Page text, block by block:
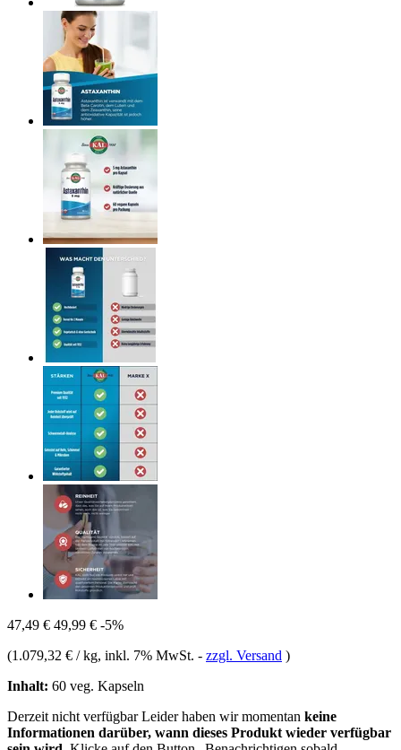
47,49 € 49,99 € -5%
(1.079,32 € / kg, inkl. 7% MwSt. - zzgl. Versand )
Inhalt: 60 veg. Kapseln
Derzeit nicht verfügbarLeider haben wir momentan keine
Informationen darüber, wann dieses Produkt wieder verfügbar